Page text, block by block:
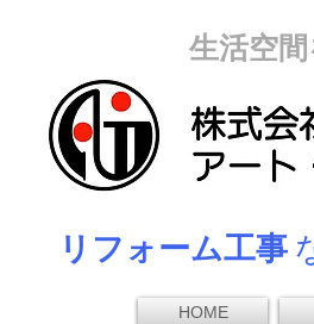
生活空
リフォーム工事
HOME